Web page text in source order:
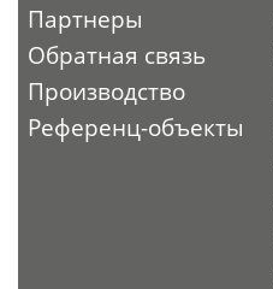
Партнеры
Обратная связь
Производство
Референц-объекты